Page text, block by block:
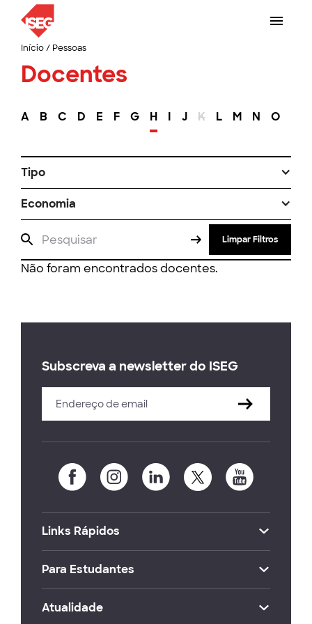
Início/ Pessoas
Docentes
A B C D E F G H I J K L M N O
Tipo
Economia
Limpar Filtros
Não foram encontrados docentes.
Subscreva a newsletter do ISEG
Links Rápidos
Para Estudantes
Atualidade